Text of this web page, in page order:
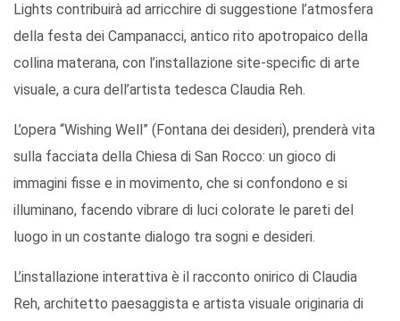
Lights contribuirà ad arricchire di suggestione l’atmosfera
della festa dei Campanacci, antico rito apotropaico della
collina materana, con l’installazione site-specific di arte
visuale, a cura dell’artista tedesca Claudia Reh.
L’opera “Wishing Well” (Fontana dei desideri), prenderà vita
sulla facciata della Chiesa di San Rocco: un gioco di
immagini fisse e in movimento, che si confondono e si
illuminano, facendo vibrare di luci colorate le pareti del
luogo in un costante dialogo tra sogni e desideri.
L’installazione interattiva è il racconto onirico di Claudia
Reh, architetto paesaggista e artista visuale originaria di